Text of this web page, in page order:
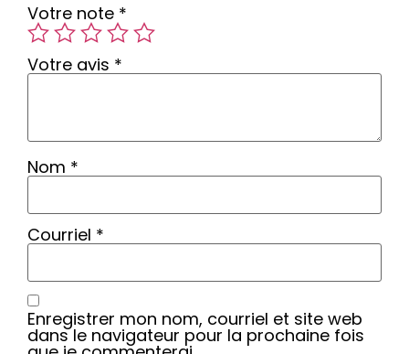
Votre note *
Votre avis *
Nom *
Courriel *
Enregistrer mon nom, courriel et site web
dans le navigateur pour la prochaine fois